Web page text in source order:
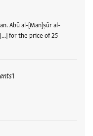
Abū al-[Man]ṣūr al-
for the price of 25
1